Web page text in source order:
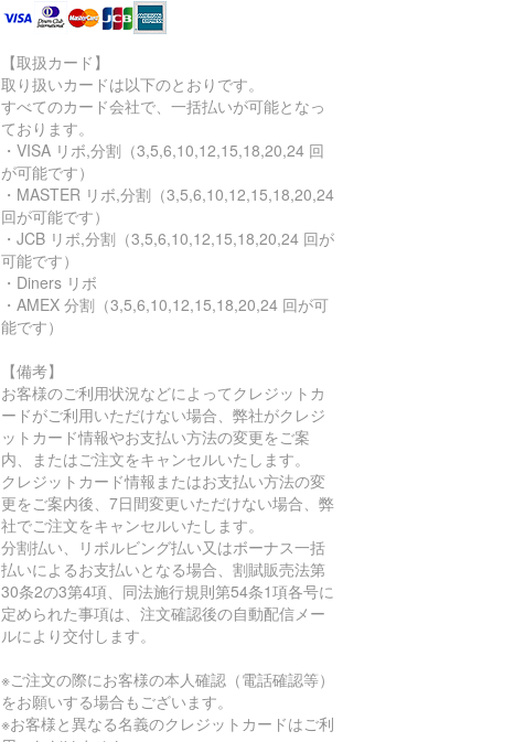
【取扱カード】
取り扱いカードは以下のとおりです。
すべてのカード会社で、一括払いが可能となっ
ております。
・VISA リボ,分割（3,5,6,10,12,15,18,20,24 回
が可能です）
・MASTER リボ,分割（3,5,6,10,12,15,18,20,24
回が可能です）
・JCB リボ,分割（3,5,6,10,12,15,18,20,24 回が
可能です）
・Diners リボ
・AMEX 分割（3,5,6,10,12,15,18,20,24 回が可
能です）
【備考】
お客様のご利用状況などによってクレジットカ
ードがご利用いただけない場合、弊社がクレジ
ットカード情報やお支払い方法の変更をご案
内、またはご注文をキャンセルいたします。
クレジットカード情報またはお支払い方法の変
更をご案内後、7日間変更いただけない場合、弊
社でご注文をキャンセルいたします。
分割払い、リボルビング払い又はボーナス一括
払いによるお支払いとなる場合、割賦販売法第
30条2の3第4項、同法施行規則第54条1項各号に
定められた事項は、注文確認後の自動配信メー
ルにより交付します。
※ご注文の際にお客様の本人確認（電話確認等）
をお願いする場合もございます。
※お客様と異なる名義のクレジットカードはご利